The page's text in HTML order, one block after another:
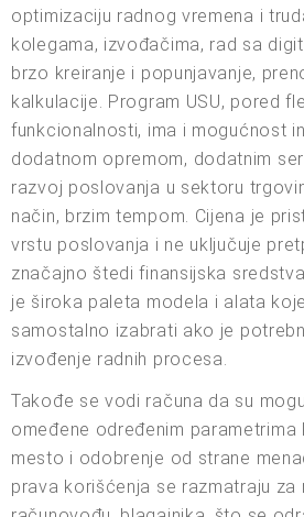
optimizaciju radnog vremena i
kolegama, izvođačima, rad sa
brzo kreiranje i popunjavanje,
kalkulacije. Program USU, pored
funkcionalnosti, ima i mogućnost
dodatnom opremom, dodatnim
razvoj poslovanja u sektoru
način, brzim tempom. Cijena je
vrstu poslovanja i ne uključuje
značajno štedi finansijska
je široka paleta modela i alata
samostalno izabrati ako je
izvođenje radnih procesa.
Takođe se vodi računa da su
omeđene određenim parametrima
mesto i odobrenje od strane
prava korišćenja se razmatraju za